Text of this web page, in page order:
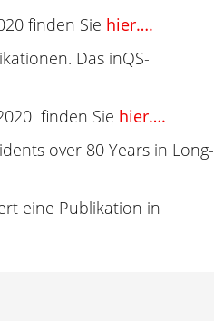
finden Sie hier….
Das inQS-
finden Sie hier….
over 80 Years in Long-
eine Publikation in